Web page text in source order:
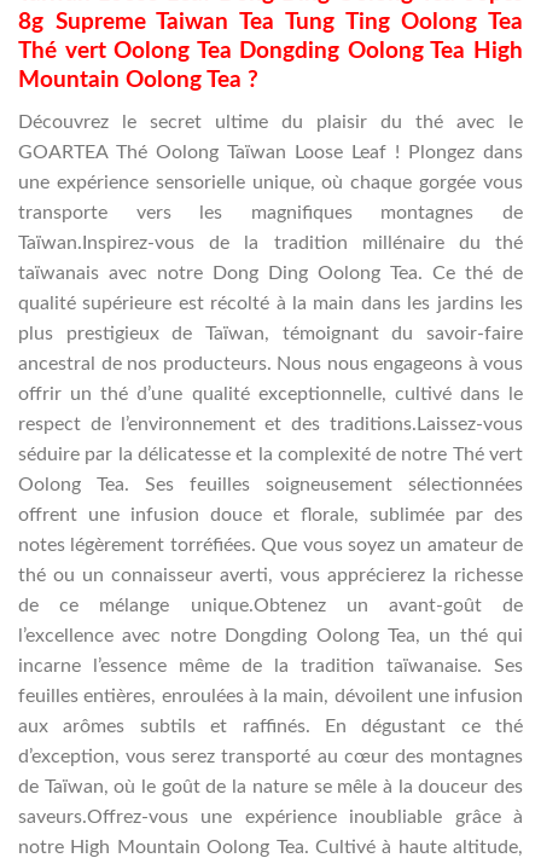
8g Supreme Taiwan Tea Tung Ting Oolong Tea
Thé vert Oolong Tea Dongding Oolong Tea High
Mountain Oolong Tea ?
Découvrez le secret ultime du plaisir du thé avec le
GOARTEA Thé Oolong Taïwan Loose Leaf ! Plongez dans
une expérience sensorielle unique, où chaque gorgée vous
transporte vers les magnifiques montagnes de
Taïwan.Inspirez-vous de la tradition millénaire du thé
taïwanais avec notre Dong Ding Oolong Tea. Ce thé de
qualité supérieure est récolté à la main dans les jardins les
plus prestigieux de Taïwan, témoignant du savoir-faire
ancestral de nos producteurs. Nous nous engageons à vous
offrir un thé d’une qualité exceptionnelle, cultivé dans le
respect de l’environnement et des traditions.Laissez-vous
séduire par la délicatesse et la complexité de notre Thé vert
Oolong Tea. Ses feuilles soigneusement sélectionnées
offrent une infusion douce et florale, sublimée par des
notes légèrement torréfiées. Que vous soyez un amateur de
thé ou un connaisseur averti, vous apprécierez la richesse
de ce mélange unique.Obtenez un avant-goût de
l’excellence avec notre Dongding Oolong Tea, un thé qui
incarne l’essence même de la tradition taïwanaise. Ses
feuilles entières, enroulées à la main, dévoilent une infusion
aux arômes subtils et raffinés. En dégustant ce thé
d’exception, vous serez transporté au cœur des montagnes
de Taïwan, où le goût de la nature se mêle à la douceur des
saveurs.Offrez-vous une expérience inoubliable grâce à
notre High Mountain Oolong Tea. Cultivé à haute altitude,